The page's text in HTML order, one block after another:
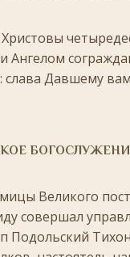
Ангелом
Давшему
Великого
совершал
Подольский